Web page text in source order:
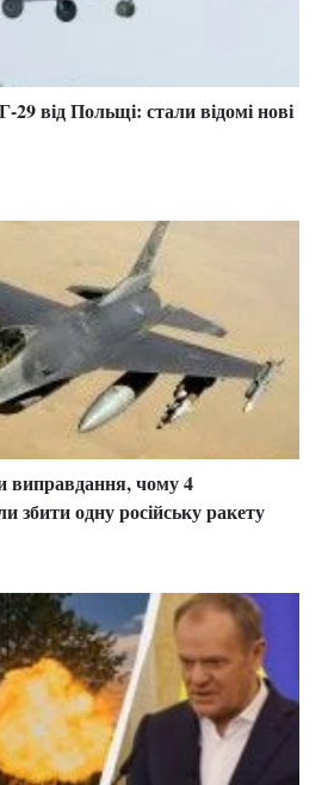
29 від Польщі: стали відомі нові
чому 4
збити одну російську ракету